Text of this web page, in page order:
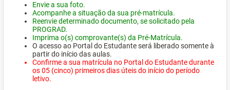
Envie a sua foto.
Acompanhe a situação da sua pré-matrícula.
Reenvie determinado documento, se solicitado pela
PROGRAD.
Imprima o(s) comprovante(s) da Pré-Matrícula.
O acesso ao Portal do Estudante será liberado somente à
partir do início das aulas.
Confirme a sua matrícula no Portal do Estudante durante
os 05 (cinco) primeiros dias úteis do início do período
letivo.